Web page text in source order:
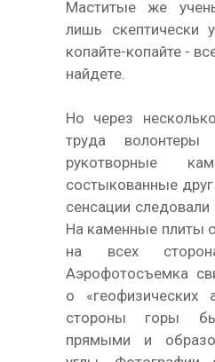
Маститые же
лишь скептически
копайте-копайте -
найдете.
Но через
труда волонтеры
рукотворные
состыкованные
сенсации следовали
На каменные плиты
на всех
Аэрофотосъемка
о «геофизических
стороны горы
прямыми и